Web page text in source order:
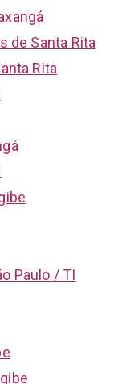
de Santa Rita
Rita
Paulo / TI